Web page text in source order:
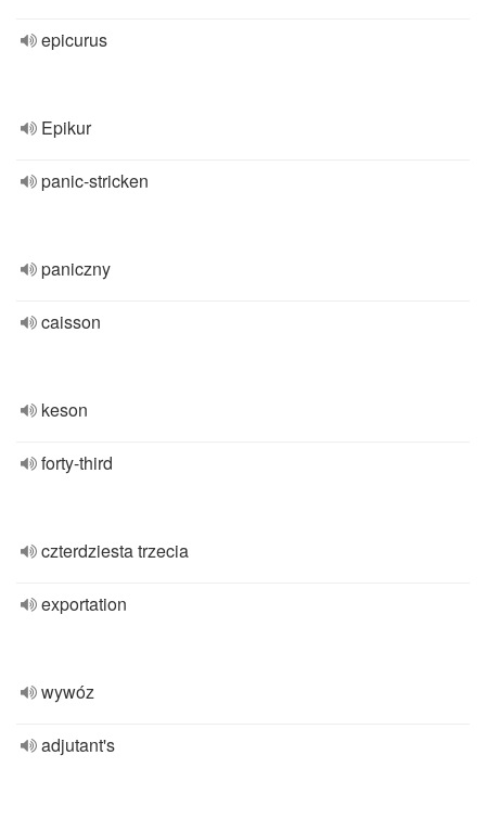
epicurus
Epikur
panic-stricken
paniczny
caisson
keson
forty-third
czterdziesta trzecia
exportation
wywóz
adjutant's